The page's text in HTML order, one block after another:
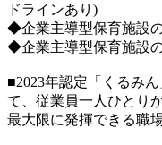
ドラインあり)
◆企業主導型保育施設
◆企業主導型保育施設
■2023年認定「くるみ
て、従業員一人ひとり
最大限に発揮できる職